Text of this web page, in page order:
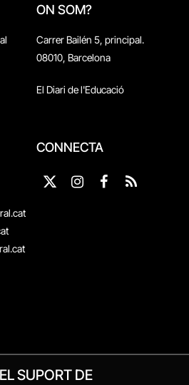
ON SOM?
Carrer Bailén 5, principal.
08010, Barcelona
El Diari de l'Educació
CONNECTA
X
Instagram
Facebook
RSS
SUPORT DE